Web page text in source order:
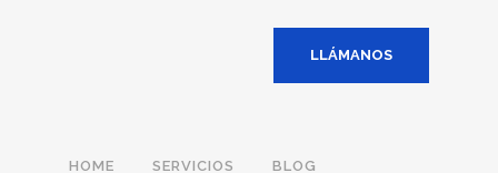
LLÁMANOS
HOME SERVICIOS BLOG